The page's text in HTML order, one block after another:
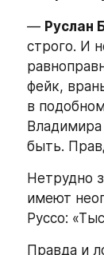
— Руслан
строго. И
фейк,
в
Владимира
быть.
Нетрудно
имеют
Руссо:
Правда и